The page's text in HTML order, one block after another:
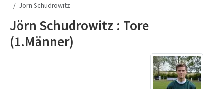
Jörn Schudrowitz
Jörn Schudrowitz : Tore
(1.Männer)